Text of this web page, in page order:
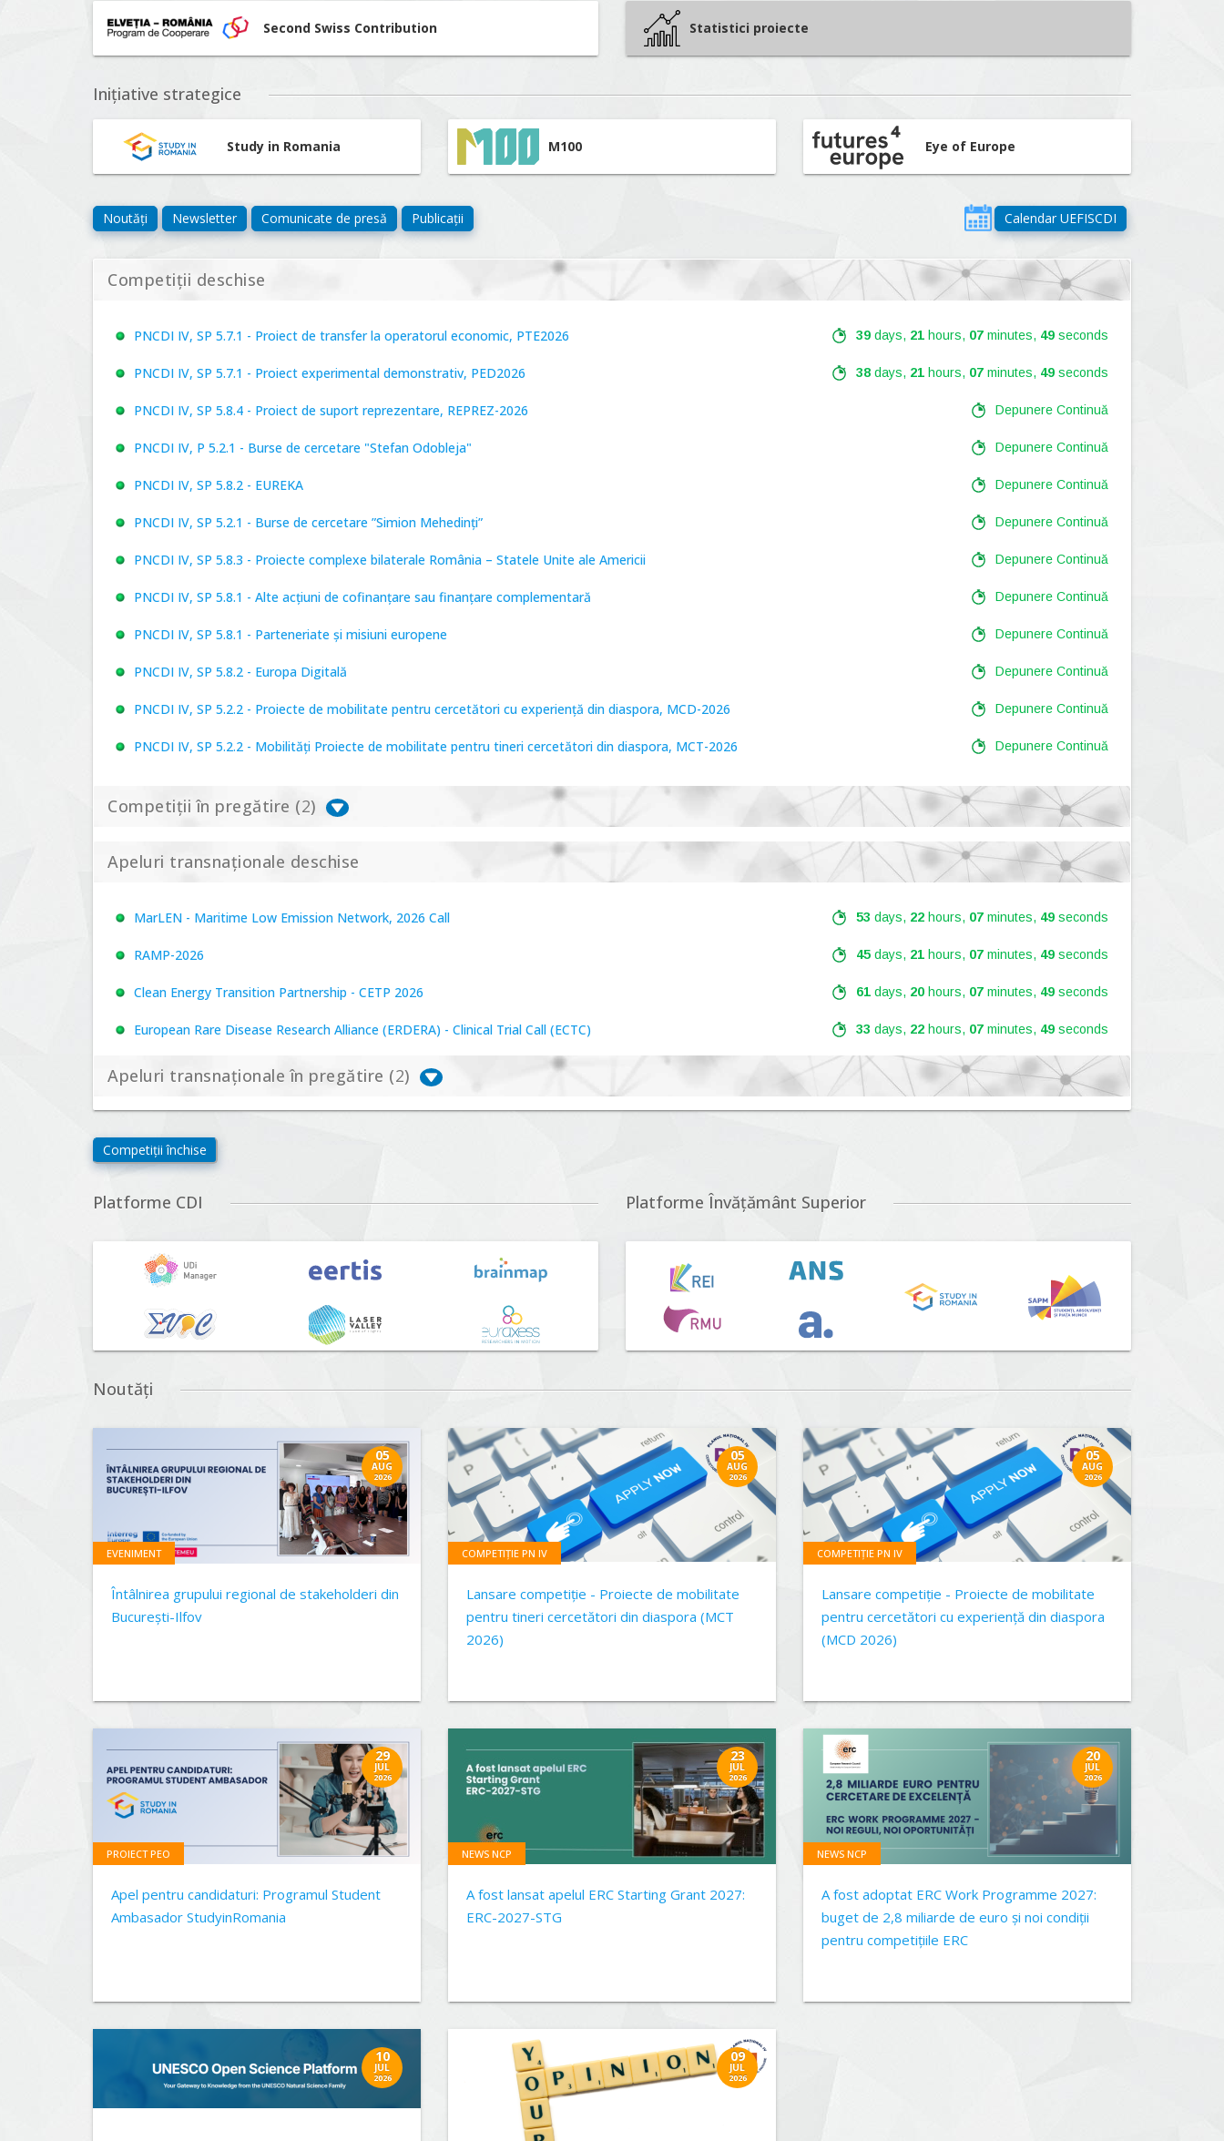
Second Swiss Contribution Statistici proiecte
Inițiative strategice
Study in Romania M100 Eye of Europe
Noutăți Newsletter Comunicate de presă Publicații Calendar UEFISCDI
Competiții deschise
PNCDI IV, SP 5.7.1 - Proiect de transfer la operatorul economic, PTE2026 39days, 21hours, 07minutes, 47seconds
PNCDI IV, SP 5.7.1 - Proiect experimental demonstrativ, PED2026 38days, 21hours, 07minutes, 48seconds
PNCDI IV, SP 5.8.4 - Proiect de suport reprezentare, REPREZ-2026 Depunere Continuă
PNCDI IV, P 5.2.1 - Burse de cercetare "Stefan Odobleja" Depunere Continuă
PNCDI IV, SP 5.8.2 - EUREKA Depunere Continuă
PNCDI IV, SP 5.2.1 - Burse de cercetare ”Simion Mehedinți” Depunere Continuă
PNCDI IV, SP 5.8.3 - Proiecte complexe bilaterale România – Statele Unite ale Americii Depunere Continuă
PNCDI IV, SP 5.8.1 - Alte acțiuni de cofinanțare sau finanțare complementară Depunere Continuă
PNCDI IV, SP 5.8.1 - Parteneriate și misiuni europene Depunere Continuă
PNCDI IV, SP 5.8.2 - Europa Digitală Depunere Continuă
PNCDI IV, SP 5.2.2 - Proiecte de mobilitate pentru cercetători cu experiență din diaspora, MCD-2026 Depunere Continuă
PNCDI IV, SP 5.2.2 - Mobilități Proiecte de mobilitate pentru tineri cercetători din diaspora, MCT-2026 Depunere Continuă
Competiții în pregătire (2)
PNCDI IV, P 5.1 - Proiecte Complexe de Cercetare de Frontieră, PCCF-2024
Apeluri transnaționale deschise
MarLEN - Maritime Low Emission Network, 2026 Call 53 days, 22hours, 07minutes, 48seconds
RAMP-2026 45days, 21hours, 07minutes, 48seconds
Clean Energy Transition Partnership - CETP 2026 61days, 20hours, 07minutes, 48seconds
European Rare Disease Research Alliance (ERDERA) - Clinical Trial Call (ECTC) 33 days, 22hours, 07minutes, 48seconds
Apeluri transnaționale în pregătire (2)
viitoare", Competiția 2026
Driving Urban Transitions Partnership Call for proposals n°5 (DUT-2026)
Competiții închise
Platforme CDI Platforme Învățământ Superior
Noutăți
05
AUG
2026
EVENIMENT
Întâlnirea grupului regional de stakeholderi din
București-Ilfov
05
AUG
2026
COMPETIȚIE PN IV
Lansare competiție - Proiecte de mobilitate
pentru tineri cercetători din diaspora (MCT
2026)
05
AUG
2026
COMPETIȚIE PN IV
Lansare competiție - Proiecte de mobilitate
pentru cercetători cu experiență din diaspora
(MCD 2026)
29
JUL
2026
PROIECT PEO
Apel pentru candidaturi: Programul Student
Ambasador StudyinRomania
23
JUL
2026
NEWS NCP
A fost lansat apelul ERC Starting Grant 2027:
ERC-2027-STG
20
JUL
2026
NEWS NCP
A fost adoptat ERC Work Programme 2027:
buget de 2,8 miliarde de euro și noi condiții
pentru competițiile ERC
10
JUL
2026
09
JUL
2026